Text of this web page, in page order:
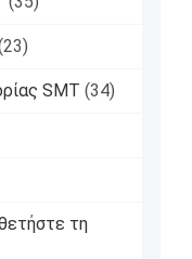
SMT (34)
τη